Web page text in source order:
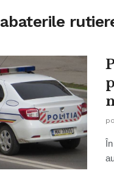
abaterile